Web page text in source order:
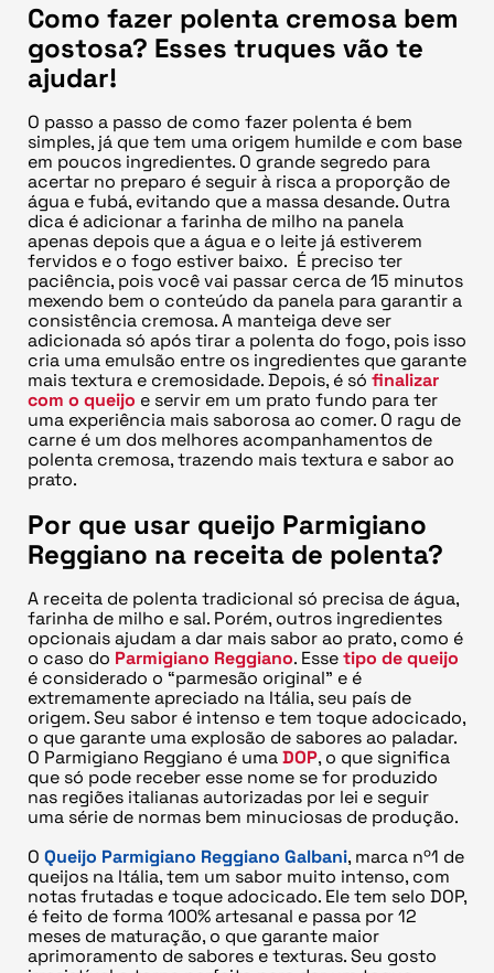
Como fazer polenta cremosa bem
gostosa? Esses truques vão te
ajudar!
O passo a passo de como fazer polenta é bem
simples, já que tem uma origem humilde e com base
em poucos ingredientes. O grande segredo para
acertar no preparo é seguir à risca a proporção de
água e fubá, evitando que a massa desande. Outra
dica é adicionar a farinha de milho na panela
apenas depois que a água e o leite já estiverem
fervidos e o fogo estiver baixo. É preciso ter
paciência, pois você vai passar cerca de 15 minutos
mexendo bem o conteúdo da panela para garantir a
consistência cremosa. A manteiga deve ser
adicionada só após tirar a polenta do fogo, pois isso
cria uma emulsão entre os ingredientes que garante
mais textura e cremosidade. Depois, é só finalizar
com o queijo e servir em um prato fundo para ter
uma experiência mais saborosa ao comer. O ragu de
carne é um dos melhores acompanhamentos de
polenta cremosa, trazendo mais textura e sabor ao
prato.
Por que usar queijo Parmigiano
Reggiano na receita de polenta?
A receita de polenta tradicional só precisa de água,
farinha de milho e sal. Porém, outros ingredientes
opcionais ajudam a dar mais sabor ao prato, como é
o caso do Parmigiano Reggiano. Essetipo de queijo
é considerado o “parmesão original” e é
extremamente apreciado na Itália, seu país de
origem. Seu sabor é intenso e tem toque adocicado,
o que garante uma explosão de sabores ao paladar.
O Parmigiano Reggiano é umaDOP, o que significa
que só pode receber esse nome se for produzido
nas regiões italianas autorizadas por lei e seguir
uma série de normas bem minuciosas de produção.
O Queijo Parmigiano Reggiano Galbani, marca nº1 de
queijos na Itália, tem um sabor muito intenso, com
notas frutadas e toque adocicado. Ele tem selo DOP,
é feito de forma 100% artesanal e passa por 12
meses de maturação, o que garante maior
aprimoramento de sabores e texturas. Seu gosto